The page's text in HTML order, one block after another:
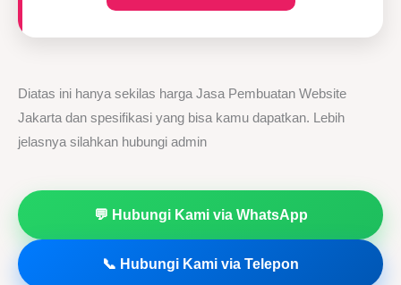
Diatas ini hanya sekilas harga Jasa Pembuatan Website
Jakarta dan spesifikasi yang bisa kamu dapatkan. Lebih
jelasnya silahkan hubungi admin
💬 Hubungi Kami via WhatsApp
📞 Hubungi Kami via Telepon